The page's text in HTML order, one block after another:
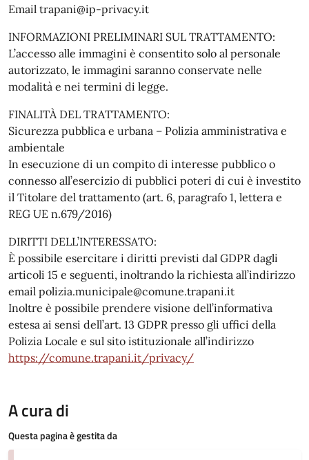
Email trapani@ip-privacy.it
INFORMAZIONI PRELIMINARI SUL TRATTAMENTO:
L’accesso alle immagini è consentito solo al personale
autorizzato, le immagini saranno conservate nelle
modalità e nei termini di legge.
FINALITÀ DEL TRATTAMENTO:
Sicurezza pubblica e urbana – Polizia amministrativa e
ambientale
In esecuzione di un compito di interesse pubblico o
connesso all’esercizio di pubblici poteri di cui è investito
il Titolare del trattamento (art. 6, paragrafo 1, lettera e
REG UE n.679/2016)
DIRITTI DELL’INTERESSATO:
È possibile esercitare i diritti previsti dal GDPR dagli
articoli 15 e seguenti, inoltrando la richiesta all’indirizzo
email polizia.municipale@comune.trapani.it
Inoltre è possibile prendere visione dell’informativa
estesa ai sensi dell’art. 13 GDPR presso gli uffici della
Polizia Locale e sul sito istituzionale all’indirizzo
https://comune.trapani.it/privacy/
A cura di
Questa pagina è gestita da